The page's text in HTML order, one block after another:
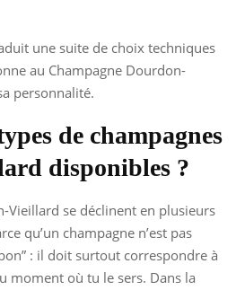
une suite de choix techniques
au Champagne Dourdon-
personnalité.
de champagnes
disponibles ?
Vieillard se déclinent en plusieurs
qu’un champagne n’est pas
: il doit surtout correspondre à
moment où tu le sers. Dans la